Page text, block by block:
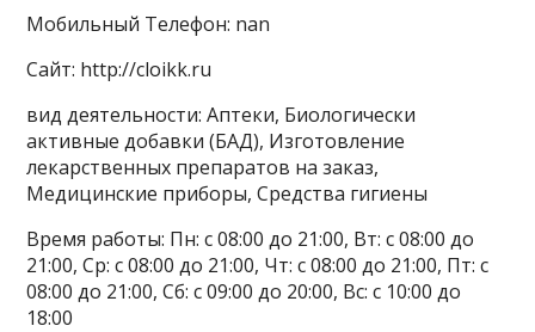
Мобильный Телефон: nan
Сайт: http://cloikk.ru
вид деятельности: Аптеки, Биологически
активные добавки (БАД), Изготовление
лекарственных препаратов на заказ,
Медицинские приборы, Средства гигиены
Время работы: Пн: с 08:00 до 21:00, Вт: с 08:00 до
21:00, Ср: с 08:00 до 21:00, Чт: с 08:00 до 21:00, Пт: с
08:00 до 21:00, Сб: с 09:00 до 20:00, Вс: с 10:00 до
18:00